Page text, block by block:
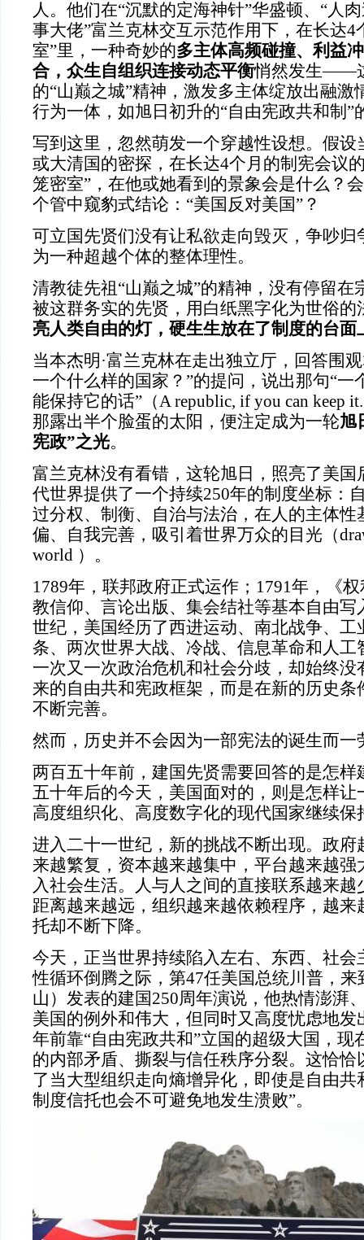
人。他们在“沉默的定海神针”华盛顿、“人
事大佬”富兰克林交互示范作用下，在长达4
室”里，一种奇妙的多主体高频碰撞、利益
合，众生自组织连接动态平衡悄然发生——
的“山巅之城”精神，激发多主体绽放出融激
行为一体，如旭日初升的“自由宪政共和制”
写到这里，忽然萌发一个穿越性设想。假设
或大清国的密探，在长达4个月的制宪会议
笼密室”，在他或她看到的景象会是什么？
个管中窥豹式结论：“美国反对美国”？
可立国先贤们没有让私欲走向毁灭，争吵归
为一种超越个体的整体理性。
清教徒先祖“山巅之城”的精神，没有停留在
被这群务实的先贤，用白纸黑字化为世俗的
亮人类自由的灯，硬生生放在了制度的台面
当本杰明·富兰克林在走出独立厅，回答围
一个什么样的国家？”的提问，说出那句“一
能保持它的话”（A republic, if you can keep
那露出半个脸蛋的太阳，便注定成为一轮旭
宪政”之光。
富兰克林没有看错，这轮旭日，照亮了美国
代世界提供了一个持续250年的制度坐标：
过分权、制衡、自治与法治，在人的主体性
偏、自我完善，吸引着世界万众的目光（
world ）。
1789年，联邦政府正式运作；1791年，《
教信仰、言论出版、集会结社等基本自由写
世纪，美国经历了西进运动、南北战争、工
条、两次世界大战、冷战、信息革命和人工
一次又一次政治危机和社会分歧，却始终没
来的自由共和宪政框架，而是在新的历史条
不断完善。
然而，历史并不会因为一部宪法的诞生而一
两百五十年前，建国先贤需要回答的是怎样
五十年后的今天，美国面对的，则是怎样让
高度组织化、高度数字化的现代国家继续保
进入二十一世纪，新的挑战不断出现。政府
来越繁复，资本越来越集中，平台越来越强
入社会生活。人与人之间的直接联系越来
距离越来越远，组织越来越依赖程序，越来
托却不断下降。
今天，正当世界持续陷入左右、东西、社会
性循环倒腾之际，第47任美国总统川普，
山）发表的建国250周年演说，他热情澎湃
美国的例外和伟大，但同时又高度忧虑地
年前靠“自由宪政共和”立国的超级大国，现
的内部矛盾、撕裂与信任秩序分裂。这恰恰
了当大型组织走向熵增异化，即使是自由共
制度信托也会不可避免地发生溃败”。